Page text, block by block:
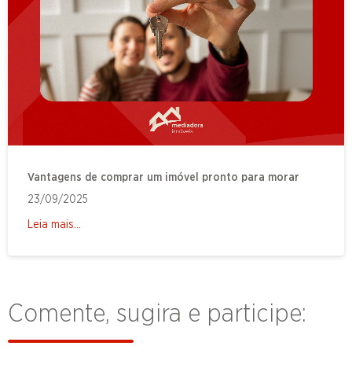
Vantagens de comprar um imóvel pronto para morar
23/09/2025
Leia mais...
Comente, sugira e participe: